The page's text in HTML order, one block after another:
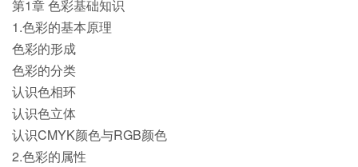
第1章 色彩基础知识
1.色彩的基本原理
色彩的形成
色彩的分类
认识色相环
认识色立体
认识CMYK颜色与RGB颜色
2.色彩的属性